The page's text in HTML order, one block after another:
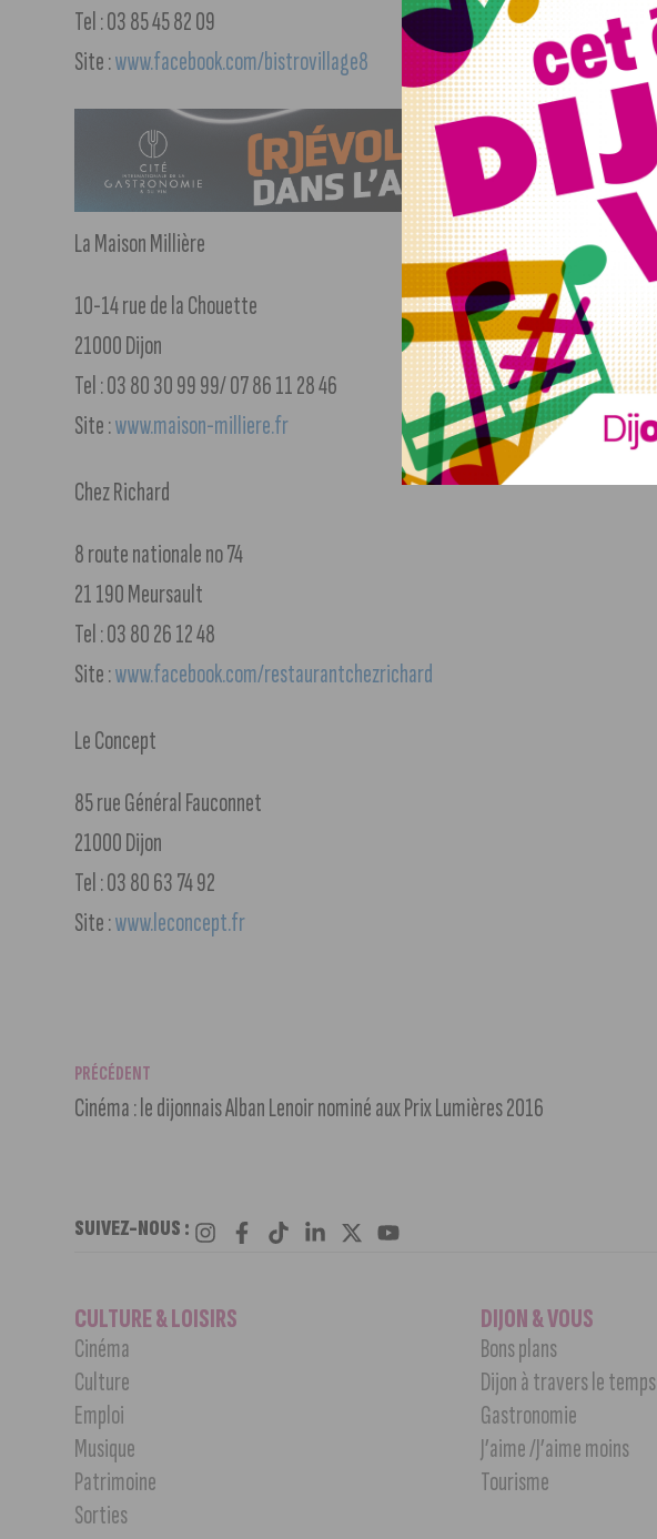
Tel : 03 85 45 82 09
Site :www.facebook.com/bistrovillage8
La Maison Millière
10-14 rue de la Chouette
21000 Dijon
Tel : 03 80 30 99 99/ 07 86 11 28 46
Site :www.maison-milliere.fr
Chez Richard
8 route nationale no 74
21 190 Meursault
Tel : 03 80 26 12 48
Site :www.facebook.com/restaurantchezrichard
Le Concept
85 rue Général Fauconnet
21000 Dijon
Tel : 03 80 63 74 92
Site :www.leconcept.fr
PRÉCÉDENT
Cinéma : le dijonnais Alban Lenoir nominé aux Prix Lumières 2016
SUIVEZ-NOUS :
CULTURE & LOISIRS
Cinéma
Culture
Emploi
Musique
Patrimoine
Sorties
DIJON & VOUS
Bons plans
Dijon à travers le temps
Gastronomie
J’aime /J’aime moins
Tourisme